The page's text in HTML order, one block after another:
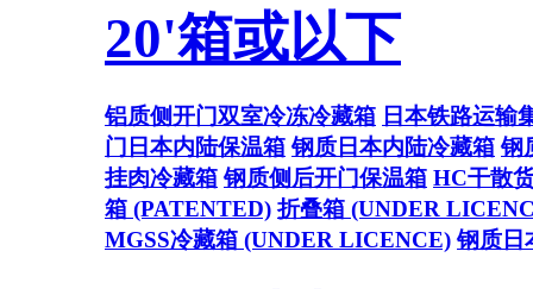
20'箱或以下
铝质侧开门双室冷冻冷藏箱 日本铁路运输
门日本内陆保温箱 钢质日本内陆冷藏箱 钢
挂肉冷藏箱 钢质侧后开门保温箱 HC干散
箱 (PATENTED) 折叠箱 (UNDER
MGSS冷藏箱 (UNDER LICENCE) 钢质日